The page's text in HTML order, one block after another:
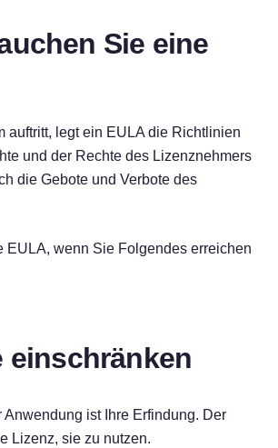
Sie eine
auftritt, legt ein EULA die Richtlinien
und der Rechte des Lizenznehmers
die Gebote und Verbote des
EULA, wenn Sie Folgendes erreichen
einschränken
Anwendung ist Ihre Erfindung. Der
Lizenz, sie zu nutzen.